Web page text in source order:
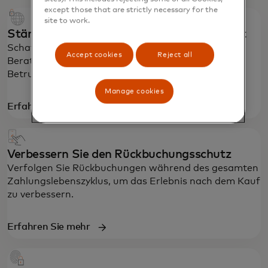
Stärken Sie eine sichere digitale Wirtschaft
Schaffen Sie eine sicherere Zukunft mit unseren
Beratungsdiensten für Cybersicherheit und
Betrugspräventionslösungen.
Erfahren Sie mehr
Verbessern Sie den Rückbuchungsschutz
Verfolgen Sie Rückbuchungen während des gesamten
Zahlungslebenszyklus, um das Erlebnis nach dem Kauf
zu verbessern.
Erfahren Sie mehr
except those that are strictly necessary for the
site to work.
Accept cookies Reject all
Manage cookies